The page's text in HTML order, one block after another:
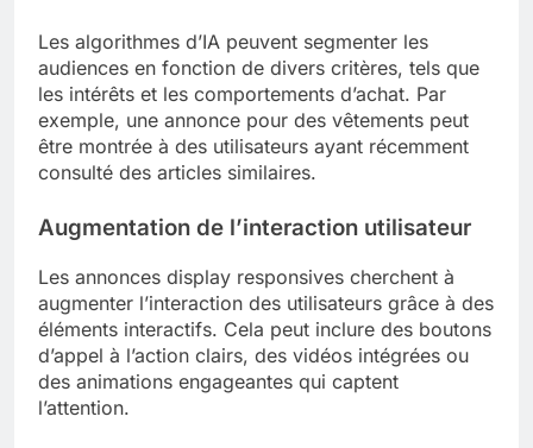
Les algorithmes d’IA peuvent segmenter les
audiences en fonction de divers critères, tels que
les intérêts et les comportements d’achat. Par
exemple, une annonce pour des vêtements peut
être montrée à des utilisateurs ayant récemment
consulté des articles similaires.
Augmentation de l’interaction utilisateur
Les annonces display responsives cherchent à
augmenter l’interaction des utilisateurs grâce à des
éléments interactifs. Cela peut inclure des boutons
d’appel à l’action clairs, des vidéos intégrées ou
des animations engageantes qui captent
l’attention.